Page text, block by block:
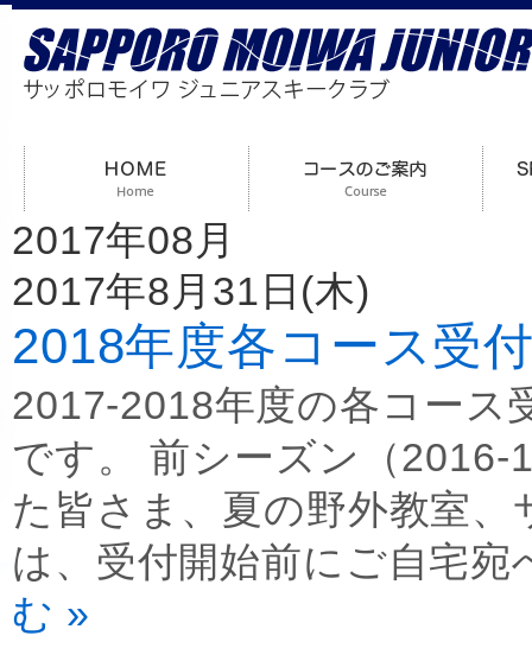
2017年08月
2017年8月31日(木)
2018年度各コース受
2017-2018年度の各コース
です。 前シーズン（2016-
た皆さま、夏の野外教室
は、受付開始前にご自宅
む »